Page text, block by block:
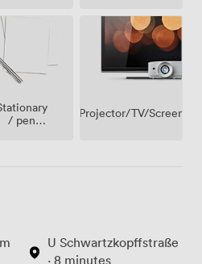
/ pen
Projector/TV/Screen
U Schwartzkopffstraße
· 8 minutes